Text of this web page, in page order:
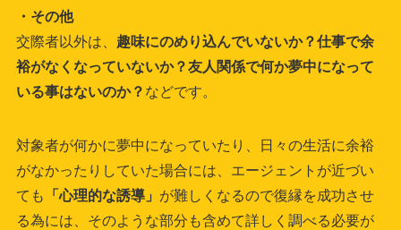
・その他
交際者以外は、 趣味にのめり込んでいないか？仕事で余
裕がなくなっていないか？友人関係で何か夢中になって
いる事はないのか？ などです。
対象者が何かに夢中になっていたり、日々の生活に余裕
がなかったりしていた場合には、エージェントが近づい
ても
「心理的な誘導」 が難しくなるので復縁を成功させ
る為には、そのような部分も含めて詳しく調べる必要が